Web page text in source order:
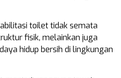
toilet tidak semata
fisik, melainkan juga
hidup bersih di lingkungan